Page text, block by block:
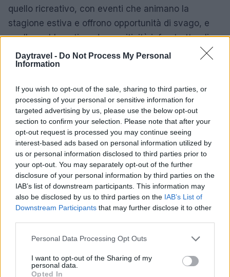
Daytravel - Do Not Process My Personal
Information
If you wish to opt-out of the sale, sharing to third parties, or
processing of your personal or sensitive information for
targeted advertising by us, please use the below opt-out
section to confirm your selection. Please note that after your
opt-out request is processed you may continue seeing
interest-based ads based on personal information utilized by
us or personal information disclosed to third parties prior to
your opt-out. You may separately opt-out of the further
disclosure of your personal information by third parties on the
IAB’s list of downstream participants. This information may
also be disclosed by us to third parties on the IAB’s List of
Downstream Participants that may further disclose it to other
Please note that this website/app uses one or more Google
not limited to your visit or usage behaviour. You may click to
grant or deny consent to Google and its third-party tags to
Personal Data Processing Opt Outs
I want to opt-out of the Sharing of my
personal data.
Opted In
quello ricreativo, con eventi che animano la
stagione estiva e offrono opportunità di svago, e
quello problematico, dove criticità infrastrutturali
hanno impatto diretto sulla qualità ambientale.
Mentre le manifestazioni in spiaggia attirano
prenotazioni per gestire affluenza e servizi, le
segnalazioni sullo sversamento sottolineano la
necessità di interventi tecnici e di un controllo più
attento per tutelare chi frequenta il mare.
In entrambi i contestila costaresta il valore
centrale: per il resort è la risorsa che rende
possibile l’intrattenimento, per i residenti e i
bagnanti della zona interessata invece è l’elemento
verifiche da parte delle autorità competenti.